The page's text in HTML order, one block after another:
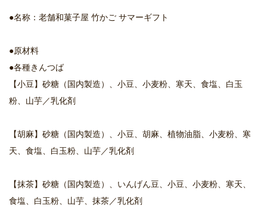
●名称：老舗和菓子屋 竹かご サマーギフト
●原材料
●各種きんつば
【小豆】砂糖（国内製造）、小豆、小麦粉、寒天、食塩、白玉
粉、山芋／乳化剤
【胡麻】砂糖（国内製造）、小豆、胡麻、植物油脂、小麦粉、寒
天、食塩、白玉粉、山芋／乳化剤
【抹茶】砂糖（国内製造）、いんげん豆、小豆、小麦粉、寒天、
食塩、白玉粉、山芋、抹茶／乳化剤